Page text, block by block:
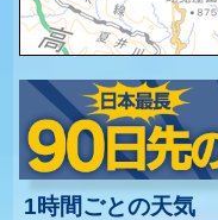
1時間ごとの天気